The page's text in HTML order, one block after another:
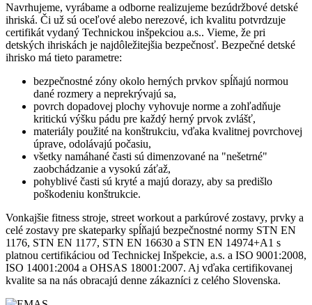
Navrhujeme, vyrábame a odborne realizujeme bezúdržbové detské
ihriská. Či už sú oceľové alebo nerezové, ich kvalitu potvrdzuje
certifikát vydaný Technickou inšpekciou a.s.. Vieme, že pri
detských ihriskách je najdôležitejšia bezpečnosť. Bezpečné detské
ihrisko má tieto parametre:
bezpečnostné zóny okolo herných prvkov spĺňajú normou
dané rozmery a neprekrývajú sa,
povrch dopadovej plochy vyhovuje norme a zohľadňuje
kritickú výšku pádu pre každý herný prvok zvlášť,
materiály použité na konštrukciu, vďaka kvalitnej povrchovej
úprave, odolávajú počasiu,
všetky namáhané časti sú dimenzované na "nešetrné"
zaobchádzanie a vysokú záťaž,
pohyblivé časti sú kryté a majú dorazy, aby sa predišlo
poškodeniu konštrukcie.
Vonkajšie fitness stroje, street workout a parkúrové zostavy, prvky a
celé zostavy pre skateparky spĺňajú bezpečnostné normy STN EN
1176, STN EN 1177, STN EN 16630 a STN EN 14974+A1 s
platnou certifikáciou od Technickej Inšpekcie, a.s. a ISO 9001:2008,
ISO 14001:2004 a OHSAS 18001:2007. Aj vďaka certifikovanej
kvalite sa na nás obracajú denne zákazníci z celého Slovenska.